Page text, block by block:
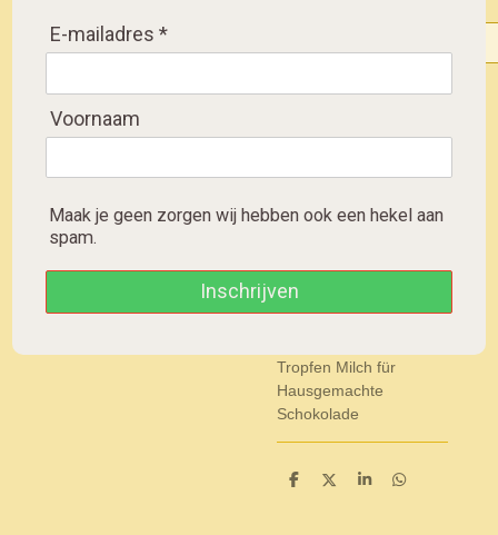
Uitverkocht
Tropfen Milch für
Hausgemachte
Schokolade
D
D
S
D
E-mailadres *
Voornaam
Maak je geen zorgen wij hebben ook een hekel aan
spam.
Inschrijven